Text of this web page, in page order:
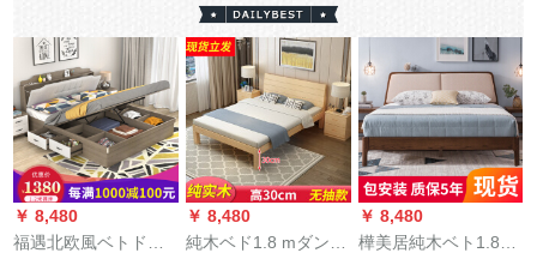
￥ 8,480
福遇北欧風ベトド引
￥ 8,480
純木ベド1.8 mダンベ
￥ 8,480
樺美居純木ベト1.8メ